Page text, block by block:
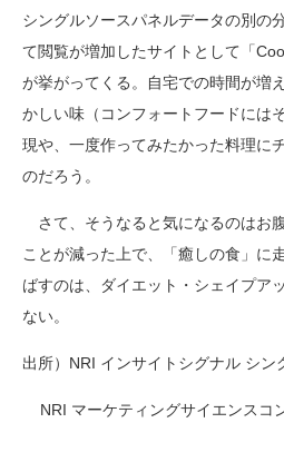
シングルソースパネルデータの別の
て閲覧が増加したサイトとして「
が挙がってくる。自宅での時間が増
かしい味（コンフォートフードには
現や、一度作ってみたかった料理に
のだろう。
さて、そうなると気になるのはお
ことが減った上で、「癒しの食」に
ばすのは、ダイエット・ シェイプア
ない。
出所） NRI インサイトシグナル シン
NRI マーケティングサイエンス